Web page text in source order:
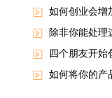
如何创业会增
除非你能处理
如何将你的产